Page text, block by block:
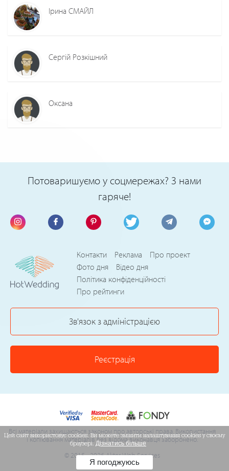
Ірина СМАЙЛ
Сергій Розкішний
Оксана
Потоваришуємо у соцмережах? З нами
гаряче!
Контакти Реклама
Про проект
Фото дня
Відео дня
Політика конфіденційності
Про рейтинги
Зв'язок з адміністрацією
Реєстрація
Всі матеріали захищаються законом про авторські права. Використання
і копіювання матеріалів без відома виконавця заборонено.
© 2015 - 2026 Akter Web Services
Цей сайт використовує cookies. Ви можете змінити налаштування cookies у своєму
браузері.Дізнатись більше
Я погоджуюсь